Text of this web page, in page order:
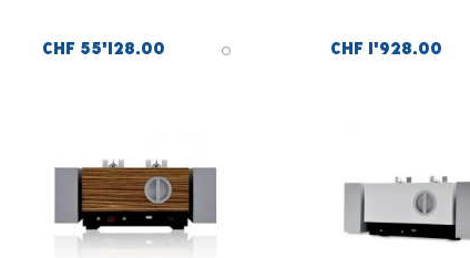
symétriques, padouk noir
CHF 55'128.00 CHF 1'928.00